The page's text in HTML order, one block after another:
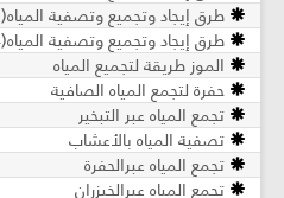
طرق إيجاد وتجميع وتصفية المياه(3)
طرق إيجاد وتجميع وتصفية المياه(4)
الموز طريقة لتجميع المياه
حفرة لتجمع المياه الصافية
تجمع المياه عبر التبخير
تصفية المياه بالأعشاب
تجمع المياه عبرالحفرة
تجمع المياه عبرالخيزران